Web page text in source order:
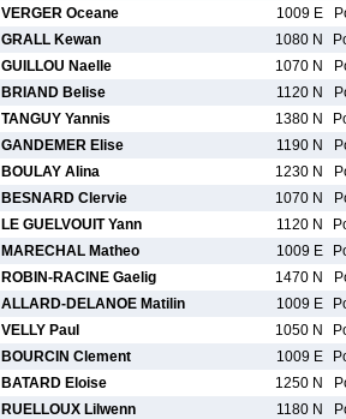
VERGER Oceane 1009 E
GRALL Kewan 1080 N
GUILLOU Naelle 1070 N
BRIAND Belise 1120 N
TANGUY Yannis 1380 N
GANDEMER Elise 1190 N
BOULAY Alina 1230 N
BESNARD Clervie 1070 N
LE GUELVOUIT Yann 1120 N
MARECHAL Matheo 1009 E
ROBIN-RACINE Gaelig 1470 N
ALLARD-DELANOE Matilin 1009 E
VELLY Paul 1050 N
BOURCIN Clement 1009 E
BATARD Eloise 1250 N
RUELLOUX Lilwenn 1180 N